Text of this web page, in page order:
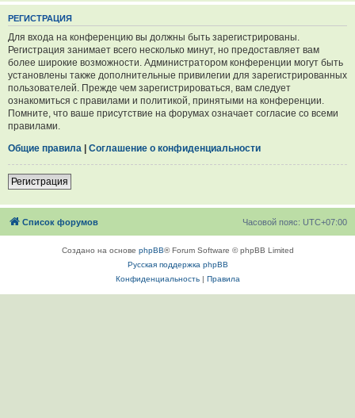
РЕГИСТРАЦИЯ
Для входа на конференцию вы должны быть зарегистрированы.
Регистрация занимает всего несколько минут, но предоставляет вам
более широкие возможности. Администратором конференции могут быть
установлены также дополнительные привилегии для зарегистрированных
пользователей. Прежде чем зарегистрироваться, вам следует
ознакомиться с правилами и политикой, принятыми на конференции.
Помните, что ваше присутствие на форумах означает согласие со всеми
правилами.
Общие правила | Соглашение о конфиденциальности
Регистрация
Список форумов Часовой пояс: UTC+07:00
Создано на основе phpBB® Forum Software © phpBB Limited
Русская поддержка phpBB
Конфиденциальность| Правила